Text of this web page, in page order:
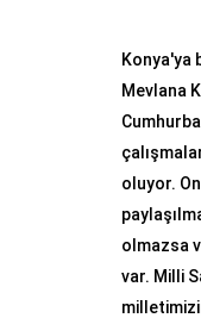
Konya'ya
Mevlana
oluyor.
olmazsa
var. Milli